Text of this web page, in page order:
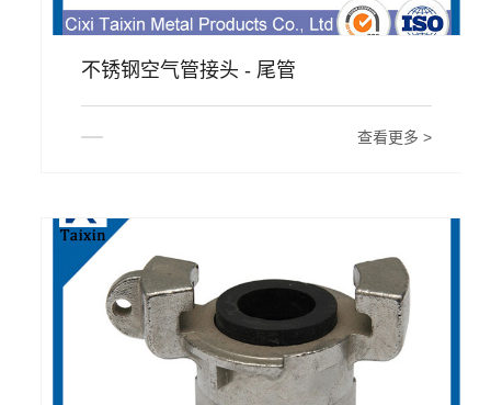
不锈钢空气管接头 - 尾管
查看更多 >